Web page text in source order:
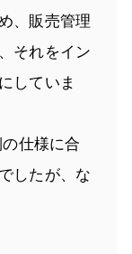
、販売管理
それをイン
していま
仕様に合
したが、な